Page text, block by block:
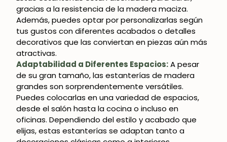
gracias a la resistencia de la madera maciza.
Además, puedes optar por personalizarlas según
tus gustos con diferentes acabados o detalles
decorativos que las conviertan en piezas aún más
atractivas.
Adaptabilidad a Diferentes Espacios:A pesar
de su gran tamaño, las estanterías de madera
grandes son sorprendentemente versátiles.
Puedes colocarlas en una variedad de espacios,
desde el salón hasta la cocina o incluso en
oficinas. Dependiendo del estilo y acabado que
elijas, estas estanterías se adaptan tanto a